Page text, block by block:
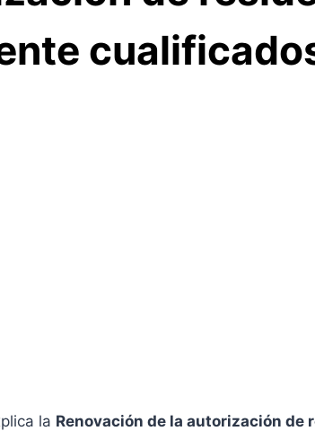
la Renovación de la autorización